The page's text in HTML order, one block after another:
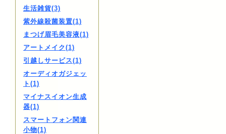
生活雑貨(3)
紫外線殺菌装置(1)
まつげ眉毛美容液(1)
アートメイク(1)
引越しサービス(1)
オーディオガジェッ
ト(1)
マイナスイオン生成
器(1)
スマートフォン関連
小物(1)